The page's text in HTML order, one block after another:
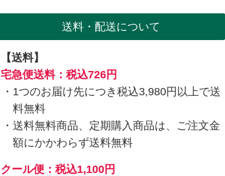
送料・配送について
【送料】
宅急便送料：税込726円
1つのお届け先につき税込3,980円以上で送
料無料
送料無料商品、定期購入商品は、ご注文金
額にかかわらず送料無料
クール便：税込1,100円